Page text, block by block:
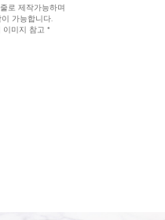
로 제작가능하며
가능합니다.
이미지 참고 *